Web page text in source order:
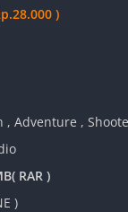
)
, Adventure ,
RAR )
)